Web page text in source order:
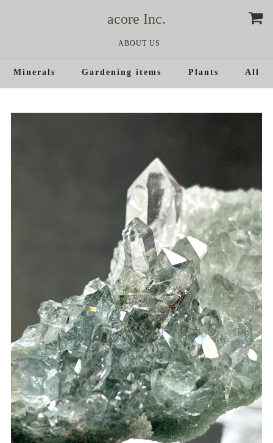
acore Inc.
ABOUT US
Minerals Gardening items Plants All